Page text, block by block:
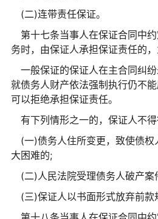
(二)连带责任保证。
第十七条当事人在保证合同中
务时，由保证人承担保证责任的，
一般保证的保证人在主合同纠
就债务人财产依法强制执行仍不
可以拒绝承担保证责任。
有下列情形之一的，保证人不得
(一)债务人住所变更，致使债
大困难的;
(二)人民法院受理债务人破产
(三)保证人以书面形式放弃前款